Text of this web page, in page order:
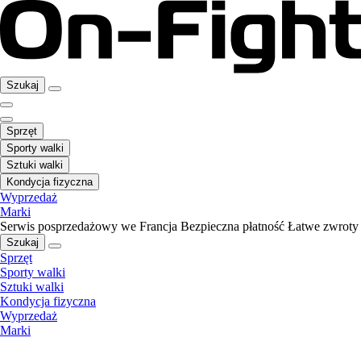
Szukaj
Sprzęt
Sporty walki
Sztuki walki
Kondycja fizyczna
Wyprzedaż
Marki
Serwis posprzedażowy we Francja Bezpieczna płatność Łatwe zwroty
Szukaj
Sprzęt
Sporty walki
Sztuki walki
Kondycja fizyczna
Wyprzedaż
Marki